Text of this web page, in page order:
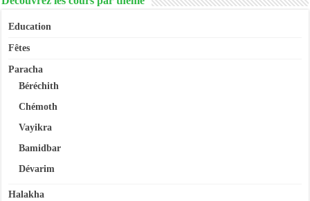
Education
Fêtes
Paracha
Béréchith
Chémoth
Vayikra
Bamidbar
Dévarim
Halakha